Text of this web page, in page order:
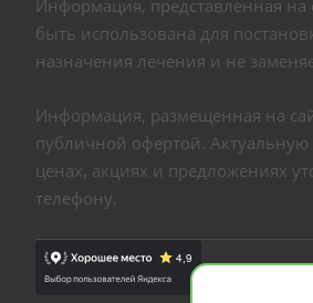
Информация, представленная на
быть использована для
назначения лечения и не
Информация, размещенная на
публичной офертой.
ценах, акциях и предложениях
телефону.